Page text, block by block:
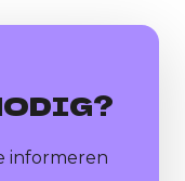
informeren